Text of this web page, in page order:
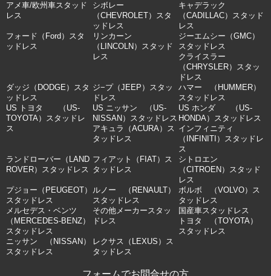
アメ車/欧州車スタッド
レス
シボレー
（CHEVROLET）スタ
ッドレス
キャデラック
（CADILLAC）スタッド
レス
フォード（Ford）スタ
ッドレス
リンカーン
（LINCOLN）スタッド
レス
ジーエムシー（GMC）
スタッドレス
クライスラー
（CHRYSLER）スタッ
ドレス
ダッジ（DODGE）スタ
ッドレス
ジ−プ（JEEP）スタッ
ドレス
ハマー （HUMMER）
スタッドレス
US トヨタ （US-
TOYOTA）スタッドレ
ス
US ニッサン （US-
NISSAN）スタッドレス
US ホンダ （US-
HONDA）スタッドレス
アキュラ（ACURA）ス
タッドレス
インフィニティ
（INFINITI）スタッドレ
ス
ランドローバー（LAND
ROVER）スタッドレス
フィアット（FIAT）ス
タッドレス
シトロエン
（CITROEN）スタッド
レス
プジョー（PEUGEOT）
スタッドレス
ルノー （RENAULT）
スタッドレス
ボルボ （VOLVO）ス
タッドレス
メルセデス・ベンツ
（MERCEDES-BENZ）
スタッドレス
その他メーカースタッ
ドレス
国産車スタッドレス
トヨタ （TOYOTA）
スタッドレス
ニッサン （NISSAN）
スタッドレス
レクサス（LEXUS）ス
タッドレス